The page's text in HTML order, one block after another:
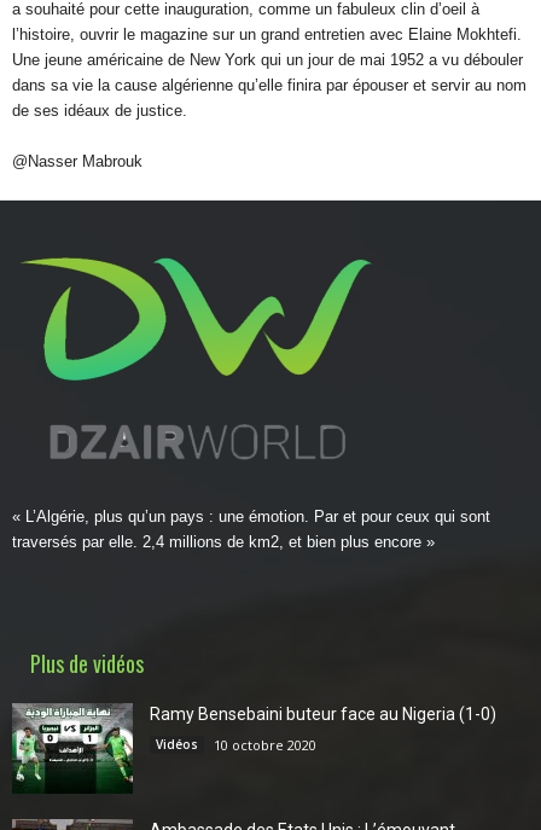
a souhaité pour cette inauguration, comme un fabuleux clin d’oeil à
l’histoire, ouvrir le magazine sur un grand entretien avec Elaine Mokhtefi.
Une jeune américaine de New York qui un jour de mai 1952 a vu débouler
dans sa vie la cause algérienne qu’elle finira par épouser et servir au nom
de ses idéaux de justice.
@Nasser Mabrouk
« L’Algérie, plus qu’un pays : une émotion. Par et pour ceux qui sont
traversés par elle. 2,4 millions de km2, et bien plus encore »
Plus de vidéos
Ramy Bensebaini buteur face au Nigeria (1-0)
Vidéos 10 octobre 2020